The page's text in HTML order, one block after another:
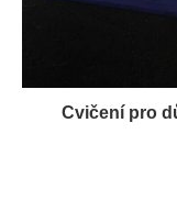
Cvičení pro